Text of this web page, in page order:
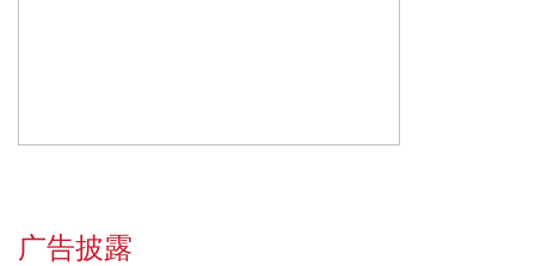
广告披露